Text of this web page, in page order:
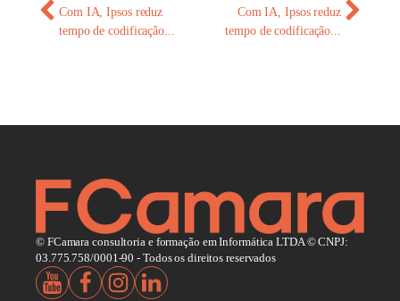
Com IA, Ipsos reduz
tempo de codificação...
Com IA, Ipsos reduz
tempo de codificação...
© FCamara consultoria e formação em Informática LTDA © CNPJ:
03.775.758/0001-90 - Todos os direitos reservados